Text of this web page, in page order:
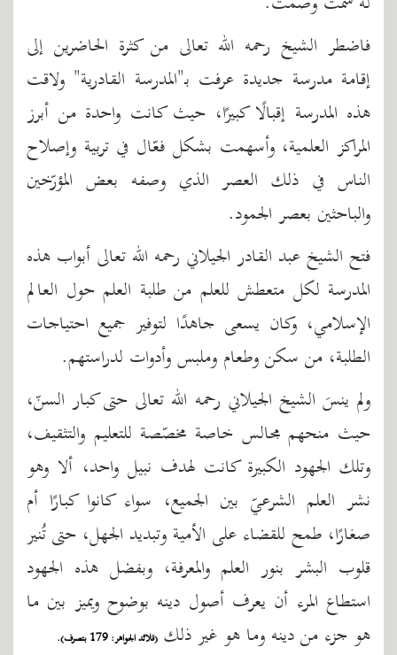
فاضطر الشيخ رحمه الله تعالى من كثرة الحاضرين إلى
إقامة مدرسة جديدة عرفت بـ"المدرسة القادرية" ولاقت
هذه المدرسة إقبالًا كبيرًا، حيث كانت واحدة من أبرز
المراكز العلمية، وأسهمت بشكل فعّال في تربية وإصلاح
الناس في ذلك العصر الذي وصفه بعض المؤرّخين
والباحثين بعصر الجمود.
فتح الشيخ عبد القادر الجيلاني رحمه الله تعالى أبواب هذه
المدرسة لكل متعطش للعلم من طلبة العلم حول العالم
الإسلامي، وكان يسعى جاهدًا لتوفير جميع احتياجات
الطلبة، من سكن وطعام وملبس وأدوات لدراستهم.
ولم ينسَ الشيخ الجيلاني رحمه الله تعالى حتى كبار السنّ،
حيث منحهم مجالس خاصة مخصّصة للتعليم والتثقيف،
وتلك الجهود الكبيرة كانت لهدف نبيل واحد، ألا وهو
نشر العلم الشرعيّ بين الجميع، سواء كانوا كبارًا أم
صغارًا، طمح للقضاء على الأمية وتبديد الجهل، حتى تُنير
قلوب البشر بنور العلم والمعرفة، وبفضل هذه الجهود
استطاع المرء أن يعرف أصول دينه بوضوح ويميز بين ما
هو جزء من دينه وما هو غير ذلك (قلائد الجواهر: 179 بتصرف).